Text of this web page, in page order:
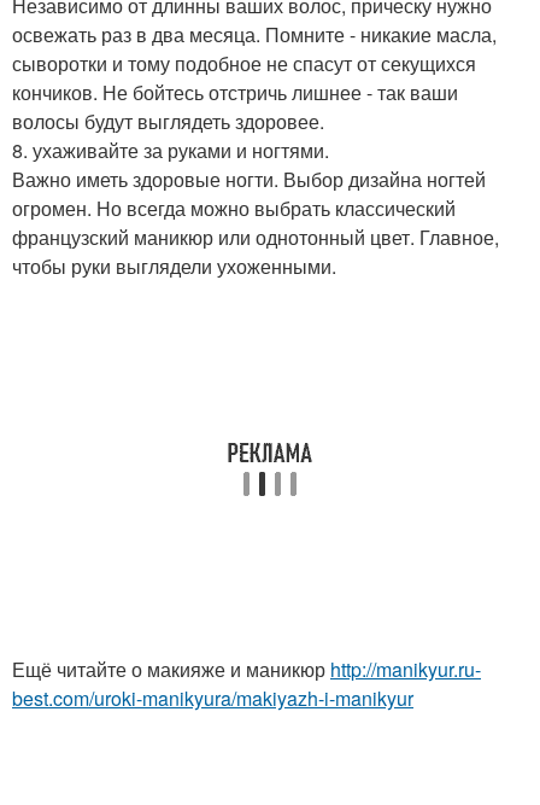
освежать раз в два месяца. Помните - никакие масла,
сыворотки и тому подобное не спасут от секущихся
кончиков. Не бойтесь отстричь лишнее - так ваши
волосы будут выглядеть здоровее.
8. ухаживайте за руками и ногтями.
Важно иметь здоровые ногти. Выбор дизайна ногтей
огромен. Но всегда можно выбрать классический
французский маникюр или однотонный цвет. Главное,
чтобы руки выглядели ухоженными.
Ещё читайте о макияже и маникюр http://manikyur.ru-
best.com/uroki-manikyura/makiyazh-i-manikyur